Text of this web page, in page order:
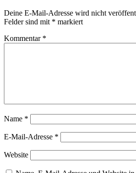
Deine E-Mail-Adresse wird nicht
Felder sind mit * markiert
Kommentar *
Name *
E-Mail-Adresse *
Website